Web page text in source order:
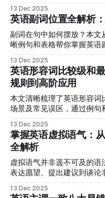
13 Dec 2025
英语副词位置全解析
副词在句中如何摆放？本
晰例句和表格帮你掌握英语
13 Dec 2025
英语形容词比较级和
规则到高阶应用
本文清晰梳理了英语形容词
场景及常见误区，通过例句
13 Dec 2025
掌握英语虚拟语气：
全解析
虚拟语气并非遥不可及的
表达愿望、提出建议到谈论
13 Dec 2025